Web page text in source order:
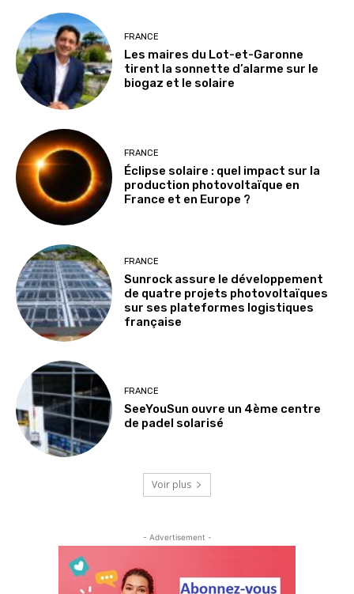
FRANCE
Les maires du Lot-et-Garonne
tirent la sonnette d’alarme sur le
biogaz et le solaire
FRANCE
Éclipse solaire : quel impact sur la
production photovoltaïque en
France et en Europe ?
FRANCE
Sunrock assure le développement
de quatre projets photovoltaïques
sur ses plateformes logistiques
française
FRANCE
SeeYouSun ouvre un 4ème centre
de padel solarisé
Voir plus
- Advertisement -